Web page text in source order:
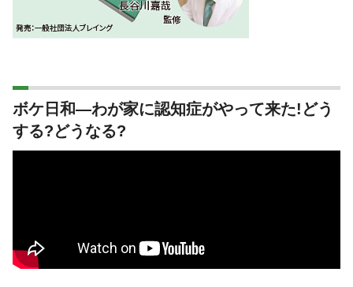
ボケ日和―わが家に認知症がやって来た!どう
する?どうなる?